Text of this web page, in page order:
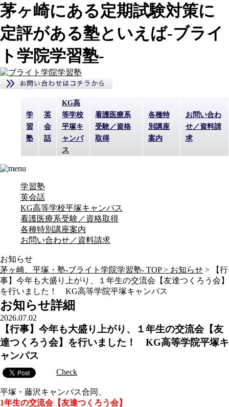
茅ヶ崎にある定期試験対策に
定評がある塾といえば-ブライ
ト学院学習塾-
学
習
塾
英
会
話
KG高
等学校
平塚キ
ャンパ
ス
看護医療系
受験／資格
取得
各種特
別講座
案内
お問い合わ
せ／資料請
求
学習塾
英会話
KG高等学校平塚キャンパス
看護医療系受験／資格取得
各種特別講座案内
お問い合わせ／資料請求
お知らせ
茅ヶ崎、平塚・塾-ブライト学院学習塾- TOP > お知らせ >
【行
事】今年も大盛り上がり、１年生の交流会【友達つくろう会】
を行いました！ KG高等学院平塚キャンパス
お知らせ詳細
2026.07.02
【行事】今年も大盛り上がり、１年生の交流会【友
達つくろう会】を行いました！ KG高等学院平塚キ
ャンパス
Check
平塚・藤沢キャンパス合同、
1年生の交流会【友達つくろう会】